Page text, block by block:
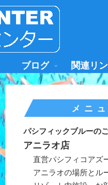
ブログ 関連リ
メニ
パシフィックブルーの
アニラオ店
直営パシフィコアズ
アニラオの場所とル